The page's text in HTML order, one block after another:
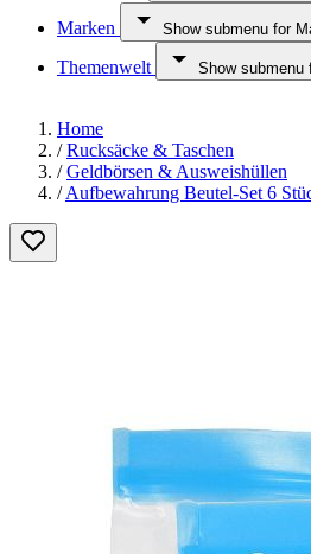
Marken Show submenu for
Themenwelt Show submenu
Home
/ Rucksäcke & Taschen
/ Geldbörsen & Ausweishüllen
/ Aufbewahrung Beutel-Set 6